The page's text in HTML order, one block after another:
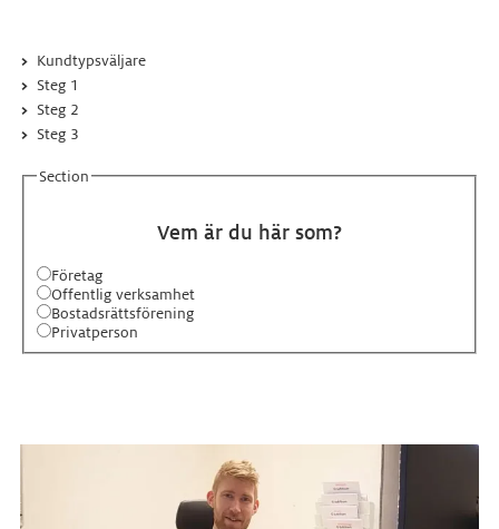
Kundtypsväljare
Steg 1
Steg 2
Steg 3
Section
Vem är du här som?
Företag
Offentlig verksamhet
Bostadsrättsförening
Privatperson